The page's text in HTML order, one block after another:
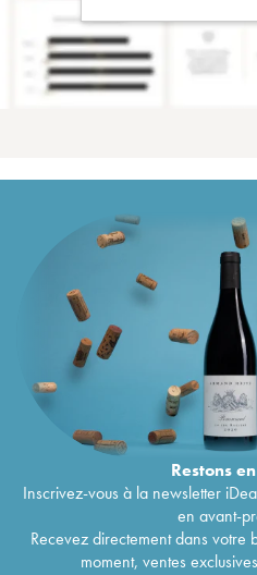
Restons en
Inscrivez-vous à la newsletter
en avant-
Recevez directement dans votre
moment, ventes